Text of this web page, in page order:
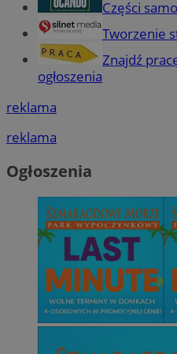
Części
Tworzenie
Znajdź
ogłoszenia
reklama
reklama
Ogłoszenia